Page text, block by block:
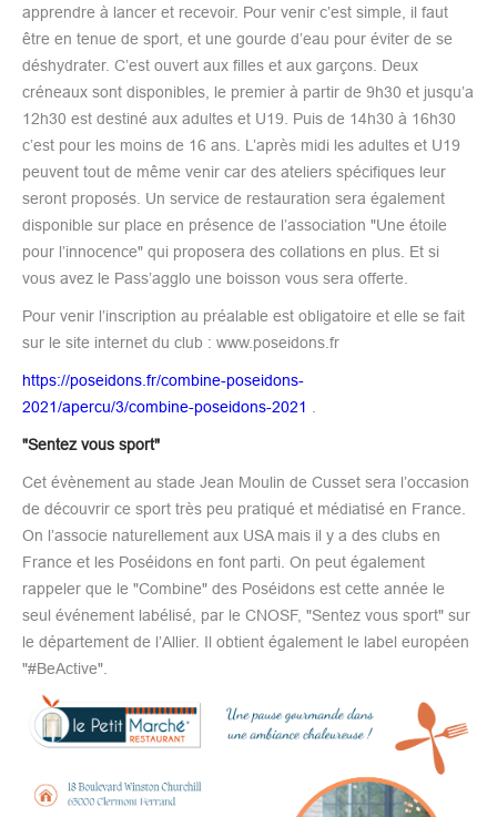
apprendre à lancer et recevoir. Pour venir c’est simple, il faut
être en tenue de sport, et une gourde d’eau pour éviter de se
déshydrater. C’est ouvert aux filles et aux garçons. Deux
créneaux sont disponibles, le premier à partir de 9h30 et jusqu’a
12h30 est destiné aux adultes et U19. Puis de 14h30 à 16h30
c’est pour les moins de 16 ans. L’après midi les adultes et U19
peuvent tout de même venir car des ateliers spécifiques leur
seront proposés. Un service de restauration sera également
disponible sur place en présence de l’association "Une étoile
pour l’innocence" qui proposera des collations en plus. Et si
vous avez le Pass’agglo une boisson vous sera offerte.
Pour venir l’inscription au préalable est obligatoire et elle se fait
sur le site internet du club : www.poseidons.fr
https://poseidons.fr/combine-poseidons-
2021/apercu/3/combine-poseidons-2021
"Sentez vous sport"
Cet évènement au stade Jean Moulin de Cusset sera l’occasion
de découvrir ce sport très peu pratiqué et médiatisé en France.
On l’associe naturellement aux USA mais il y a des clubs en
France et les Poséidons en font parti. On peut également
rappeler que le "Combine" des Poséidons est cette année le
seul événement labélisé, par le CNOSF, "Sentez vous sport" sur
le département de l’Allier. Il obtient également le label européen
"#BeActive".